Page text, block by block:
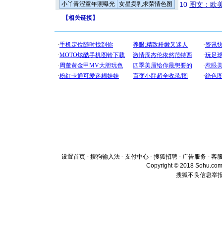
小丫青涩童年照曝光 女星卖乳求荣情色图
10 图文：欧
【相关链接】
设置首页 - 搜狗输入法 - 支付中心 - 搜狐招聘 - 广告服务 - 客
Copyright © 2018
搜狐不良信息举